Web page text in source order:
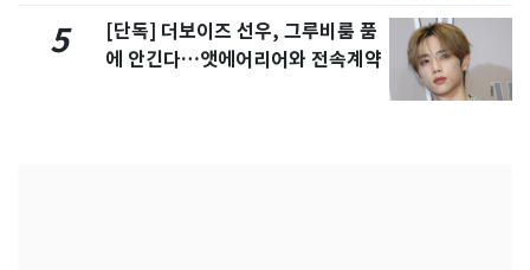
5
[단독] 더보이즈 선우, 그루비룸 품
에 안긴다…앳에어리어와 전속계약